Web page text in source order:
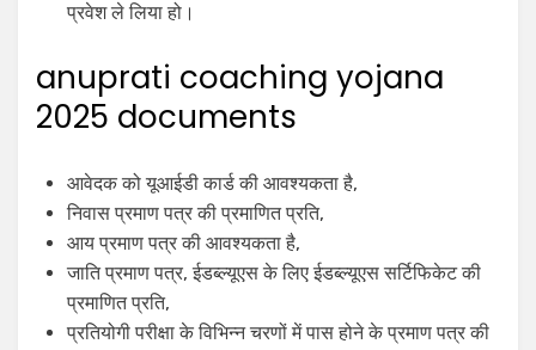
प्रवेश ले लिया हो।
anuprati coaching yojana
2025 documents
आवेदक को यूआईडी कार्ड की आवश्यकता है,
निवास प्रमाण पत्र की प्रमाणित प्रति,
आय प्रमाण पत्र की आवश्यकता है,
जाति प्रमाण पत्र, ईडब्ल्यूएस के लिए ईडब्ल्यूएस सर्टिफिकेट की
प्रमाणित प्रति,
प्रतियोगी परीक्षा के विभिन्न चरणों में पास होने के प्रमाण पत्र की